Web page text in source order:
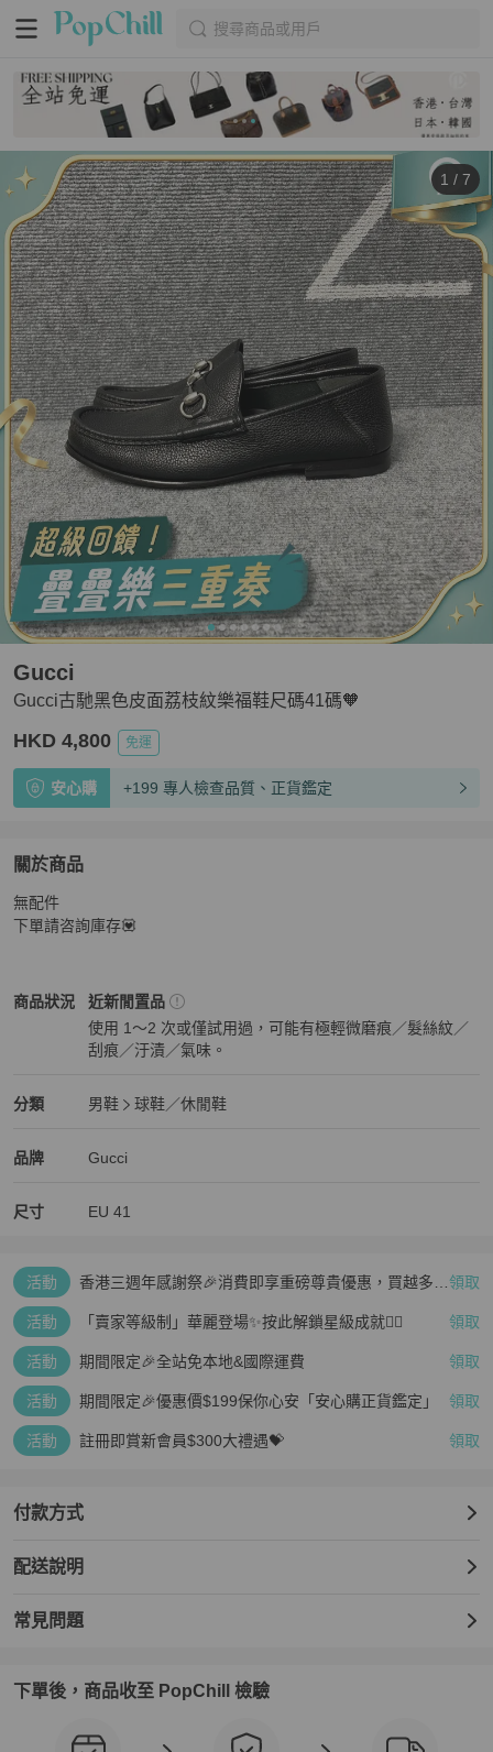
搜尋商品或用戶
1 / 7
Gucci古馳黑色皮面荔枝紋樂福鞋尺碼41碼🧡
Gucci
HKD 4,800 免運
安心購 +199 專人檢查品質、正貨鑑定
關於商品
關於Gucci古馳黑色皮面荔枝紋樂福鞋尺碼41碼🧡
無配件
下單請咨詢庫存💟
商品狀況
Gucci男鞋 商品狀態與細節
近新閒置品
使用 1～2 次或僅試用過，可能有極輕微磨痕／髮絲紋／
刮痕／汙漬／氣味。
分類
Gucci 分類資訊
男鞋
球鞋／休閒鞋
品牌
Gucci 男鞋品牌介紹
Gucci
Gucci 推薦清單
尺寸 EU 41
活動
香港三週年感謝祭🎉消費即享重磅尊貴優惠，買越多、 領取
活動 「賣家等級制」華麗登場✨按此解鎖星級成就👆🏻 領取
活動 期間限定🎉全站免本地&國際運費 領取
活動 期間限定🎉優惠價$199保你心安「安心購正貨鑑定」 領取
活動 註冊即賞新會員$300大禮遇💝 領取
付款方式
配送說明
常見問題
下單後，商品收至 PopChill 檢驗